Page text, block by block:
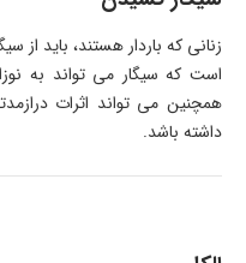
زنانی که باردار هستند، باید از
است که سیگار می تواند به
همچنین می تواند اثرات
داشته باشد.